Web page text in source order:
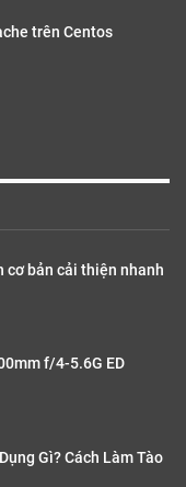
trên Centos
cơ bản cải thiện nhanh
f/4-5.6G ED
Gì? Cách Làm Tào